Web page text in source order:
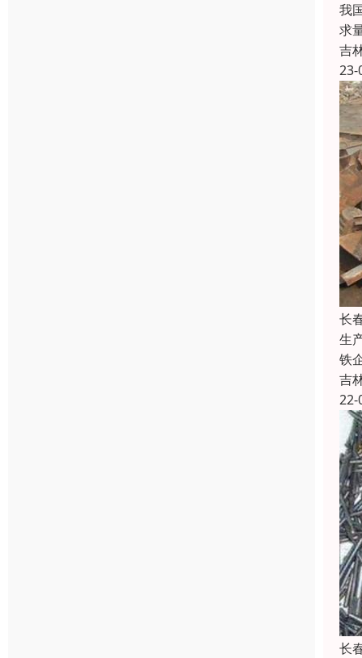
我
求
吉
23-
长
生
铁
吉
22-
长